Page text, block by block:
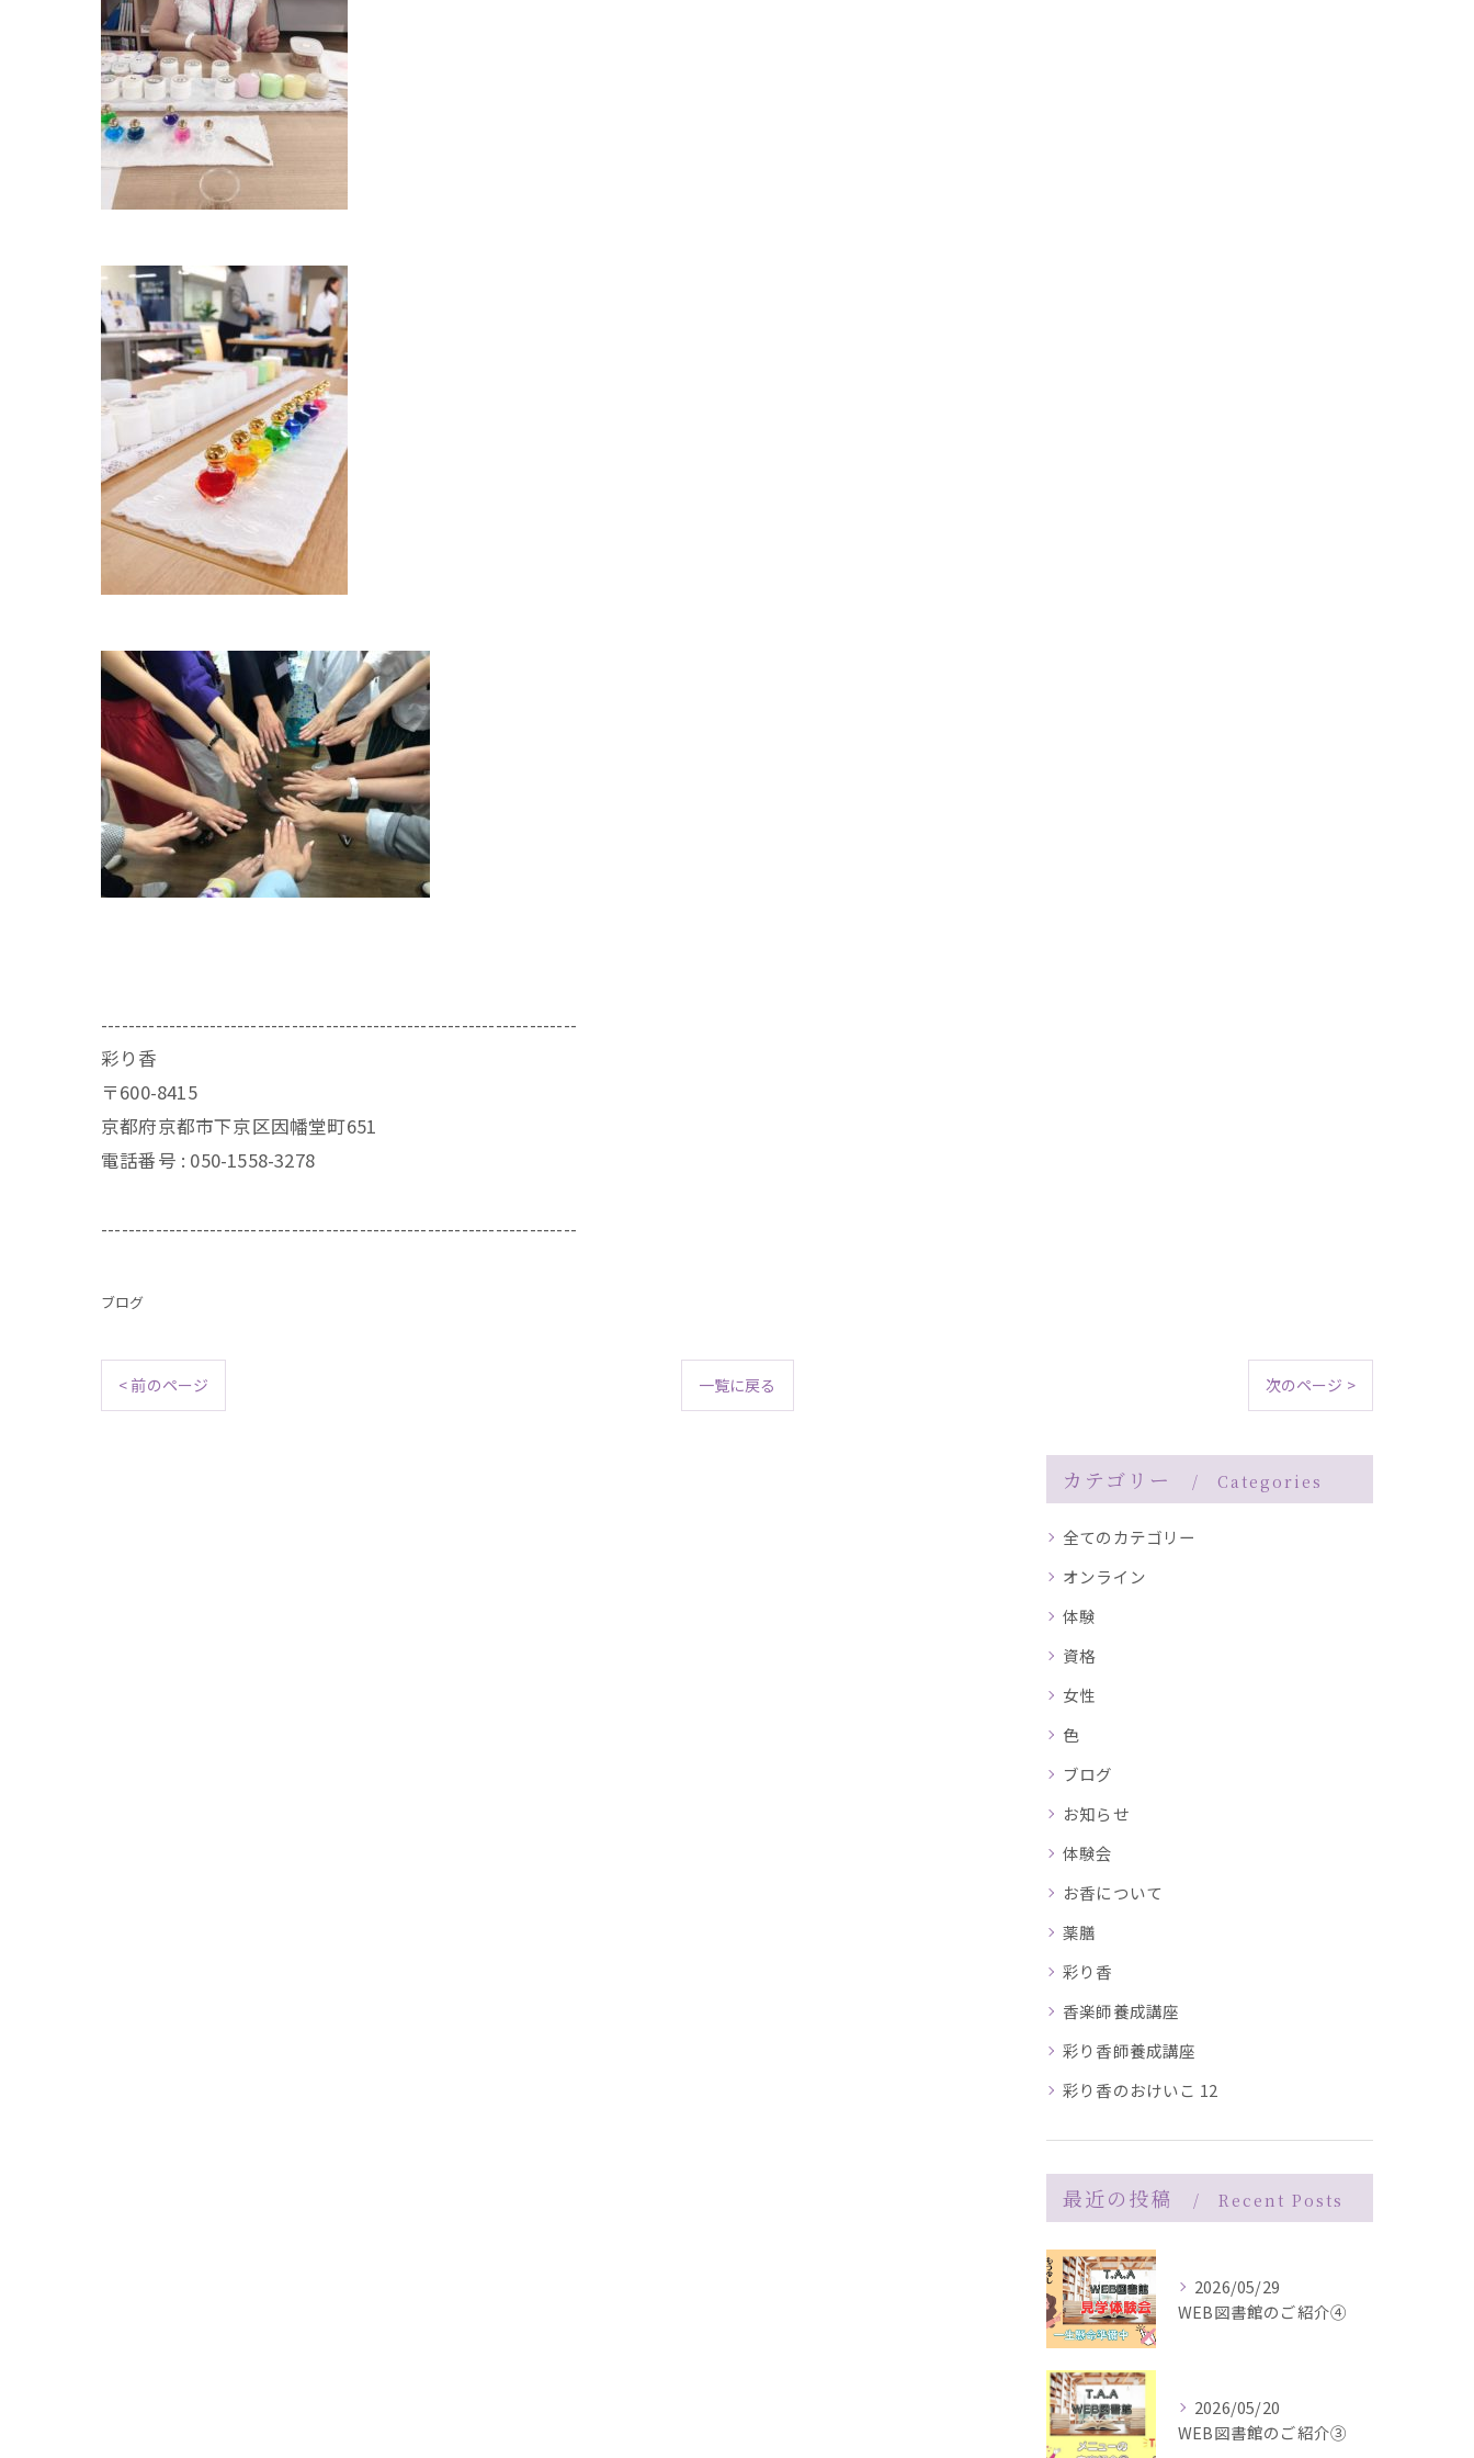
----------------------------------------------------------------------
彩り香
〒600-8415
京都府京都市下京区因幡堂町651
電話番号 : 050-1558-3278
----------------------------------------------------------------------
ブログ
< 前のページ 一覧に戻る 次のページ >
カテゴリー Categories
全てのカテゴリー
オンライン
体験
資格
女性
色
ブログ
お知らせ
体験会
お香について
薬膳
彩り香
香楽師養成講座
彩り香師養成講座
彩り香のおけいこ 12
最近の投稿 Recent Posts
2026/05/29
WEB図書館のご紹介④
2026/05/20
WEB図書館のご紹介③